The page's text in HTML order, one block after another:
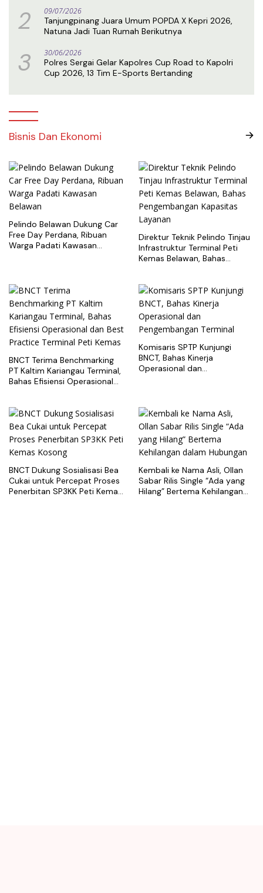
2 09/07/2026
Tanjungpinang Juara Umum POPDA X Kepri 2026,
Natuna Jadi Tuan Rumah Berikutnya
3 30/06/2026
Polres Sergai Gelar Kapolres Cup Road to Kapolri
Cup 2026, 13 Tim E-Sports Bertanding
Bisnis Dan Ekonomi
Pelindo Belawan Dukung Car
Free Day Perdana, Ribuan
Warga Padati Kawasan
Direktur Teknik Pelindo Tinjau
Infrastruktur Terminal Peti
Kemas Belawan, Bahas
BNCT Terima Benchmarking
PT Kaltim Kariangau Terminal,
Bahas Efisiensi Operasional
Komisaris SPTP Kunjungi
BNCT, Bahas Kinerja
Operasional dan
BNCT Dukung Sosialisasi Bea
Cukai untuk Percepat Proses
Penerbitan SP3KK Peti Kemas
Kembali ke Nama Asli, Ollan
Sabar Rilis Single “Ada yang
Hilang” Bertema Kehilangan